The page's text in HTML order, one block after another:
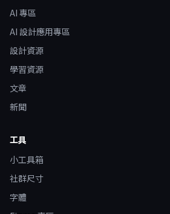
AI 專區
AI 設計應用專區
設計資源
學習資源
文章
新聞
工具
小工具箱
社群尺寸
字體